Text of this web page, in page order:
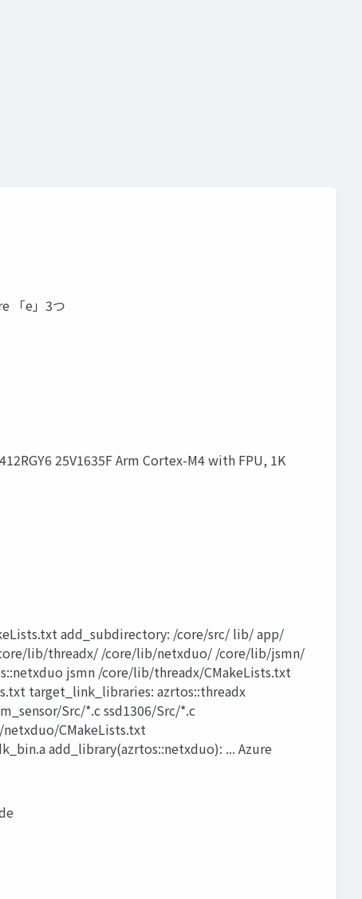
「e」3つ
25V1635F Arm Cortex-M4 with FPU, 1K
add_subdirectory: /core/src/ lib/ app/
lib/threadx/ /core/lib/netxduo/ /core/lib/jsmn/
jsmn /core/lib/threadx/CMakeLists.txt
target_link_libraries: azrtos::threadx
Src/*.c ssd1306/Src/*.c
netxduo/CMakeLists.txt
add_library(azrtos::netxduo): ... Azure